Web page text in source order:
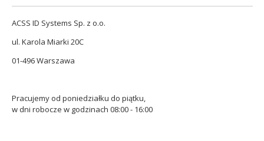
ACSS ID Systems Sp. z o.o.
ul. Karola Miarki 20C
01-496 Warszawa
Pracujemy od poniedziałku do piątku,
w dni robocze w godzinach 08:00 - 16:00